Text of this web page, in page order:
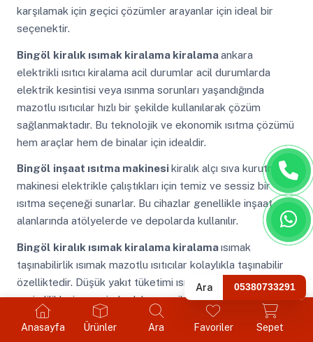
Anasayfa Ürünler Ara Favoriler Sepet
karşılamak için geçici çözümler arayanlar için ideal bir
seçenektir.
Bingöl kiralık ısımak kiralama kiralamaankara
elektrikli ısıtıcı kiralama acil durumlar acil durumlarda
elektrik kesintisi veya ısınma sorunları yaşandığında
mazotlu ısıtıcılar hızlı bir şekilde kullanılarak çözüm
sağlanmaktadır. Bu teknolojik ve ekonomik ısıtma çözümü
hem araçlar hem de binalar için idealdir.
Bingöl inşaat ısıtma makinesikiralık alçı sıva kurutma
makinesi elektrikle çalıştıkları için temiz ve sessiz bir
ısıtma seçeneği sunarlar. Bu cihazlar genellikle inşaat
alanlarında atölyelerde ve depolarda kullanılır.
Bingöl kiralık ısımak kiralama kiralamaısımak
taşınabilirlik ısımak mazotlu ısıtıcılar kolaylıkla taşınabilir
özelliktedir. Düşük yakıt tüketimi ısımak ısıtıcılar yüksek
verimlilikleri sayesinde daha az miktarda yakıt tüketir.
Bingöl şantiye ısıtma makinesi kiralamamazotlu
Ara 05380733291